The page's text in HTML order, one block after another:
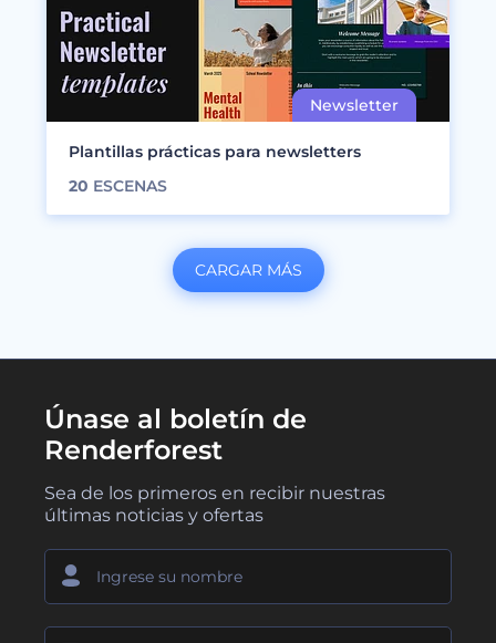
Plantillas prácticas para newsletters
20 ESCENAS
CARGAR MÁS
Únase al boletín de
Renderforest
Sea de los primeros en recibir nuestras
últimas noticias y ofertas